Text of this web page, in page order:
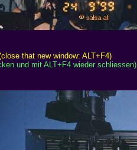
that new window: ALT+F4)
und mit ALT+F4 wieder schliessen)